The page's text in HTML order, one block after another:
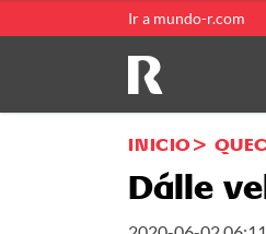
Ir a mundo-r.com
INICIO
Dálle